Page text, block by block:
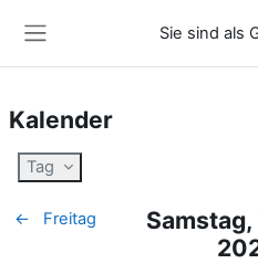
Sie sind als
Kalender
Tag
← Freitag
Samstag,